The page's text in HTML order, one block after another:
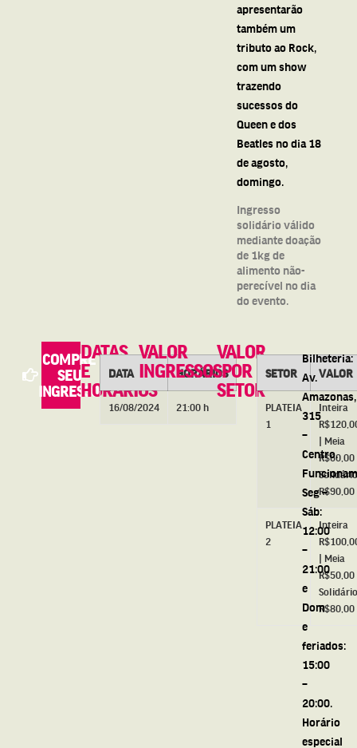
apresentarão
também um
tributo ao Rock,
com um show
trazendo
sucessos do
Queen e dos
Beatles no dia 18
de agosto,
domingo.
Ingresso
solidário válido
mediante doação
de 1kg de
alimento não-
perecível no dia
do evento.
COMPRE
SEU
INGRESSO
DATAS
E
HORÁRIOS
DATA HORÁRIOS
16/08/2024 21:00 h
VALOR
INGRESSOS
VALOR
POR
SETOR
SETOR VALOR
PLATEIA
1
Inteira
| Meia
R$60,00
Solidário
R$90,00
PLATEIA
2
Inteira
| Meia
R$50,00
Solidário
R$80,00
Bilheteria:
Av.
Amazonas,
315
–
Centro.
Seg –
Sáb:
12:00
–
21:00
e
Dom
e
feriados:
15:00
–
20:00.
Horário
especial